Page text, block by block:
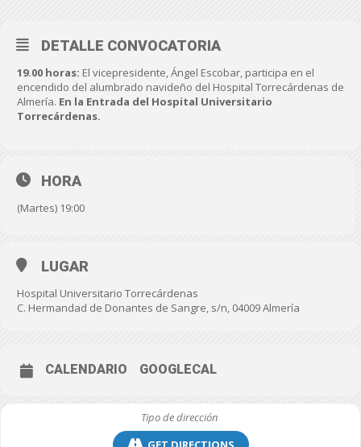
DETALLE CONVOCATORIA
19.00 horas: El vicepresidente, Ángel Escobar, participa en el
encendido del alumbrado navideño del Hospital Torrecárdenas de
Almería. En la Entrada del Hospital Universitario
Torrecárdenas.
HORA
(Martes) 19:00
LUGAR
Hospital Universitario Torrecárdenas
C. Hermandad de Donantes de Sangre, s/n, 04009 Almería
CALENDARIO GOOGLECAL